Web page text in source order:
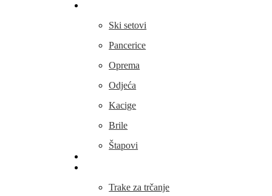
Ski setovi
Pancerice
Oprema
Odjeća
Kacige
Brile
Štapovi
Trake za trčanje